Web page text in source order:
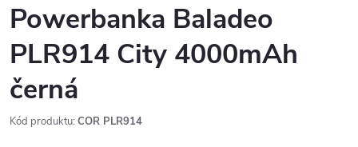
Powerbanka Baladeo
PLR914 City 4000mAh
černá
Kód produktu: COR PLR914